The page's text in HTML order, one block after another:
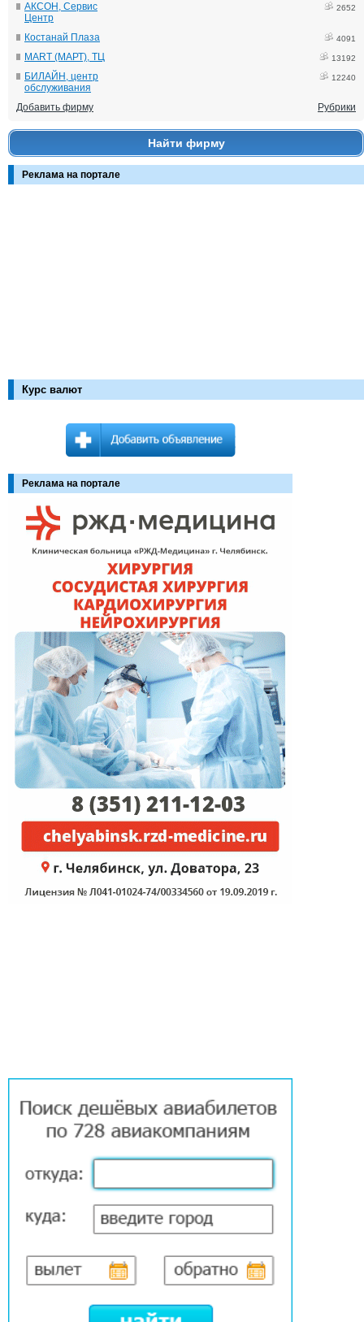
АКСОН, Сервис
Центр
2652
Костанай Плаза 4091
MART (МАРТ), ТЦ 13192
БИЛАЙН, центр
обслуживания
12240
Добавить фирму Рубрики
Найти фирму
Реклама на портале
Курс валют
Реклама на портале